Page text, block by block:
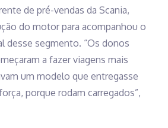
de pré-vendas da Scania,
do motor para acompanhou o
desse segmento. “Os donos
a fazer viagens mais
um modelo que entregasse
porque rodam carregados”,